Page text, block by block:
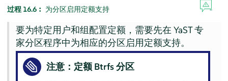
过程 16.6︰ 为分区启用定额支持
要为特定用户和组配置定额，需要先在 YaST 专
家分区程序中为相应的分区启用定额支持。
注意：定额 Btrfs 分区